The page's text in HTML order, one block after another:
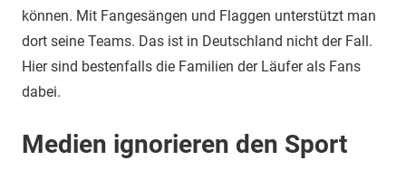
können. Mit Fangesängen und Flaggen unterstützt man
dort seine Teams. Das ist in Deutschland nicht der Fall.
Hier sind bestenfalls die Familien der Läufer als Fans
dabei.
Medien ignorieren den Sport